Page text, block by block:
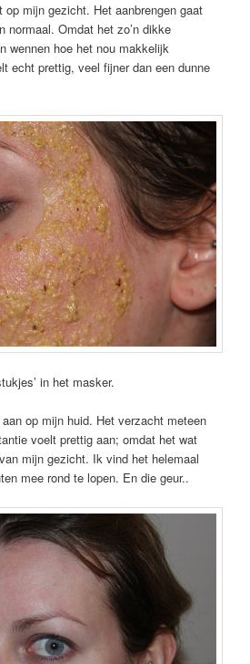
op mijn gezicht. Het aanbrengen gaat
normaal. Omdat het zo’n dikke
wennen hoe het nou makkelijk
echt prettig, veel fijner dan een dunne
in het masker.
op mijn huid. Het verzacht meteen
voelt prettig aan; omdat het wat
mijn gezicht. Ik vind het helemaal
mee rond te lopen. En die geur..